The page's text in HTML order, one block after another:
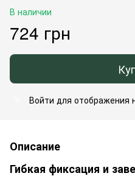
В наличии
724 грн
Войти для отображения
Описание
Гибкая фиксация и